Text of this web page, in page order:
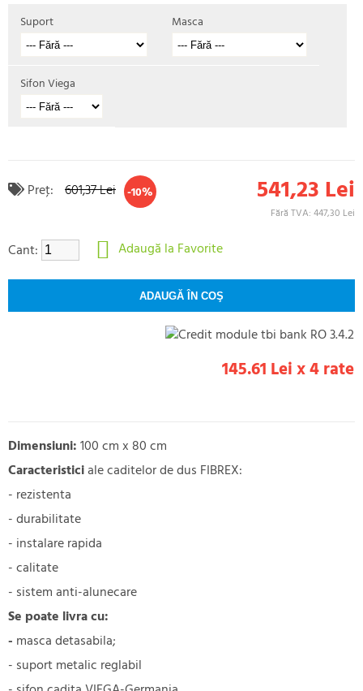
Suport Masca
Sifon Viega
Preţ: -10%
601,37 Lei 541,23 Lei
Fără TVA: 447,30 Lei
Cant: Adaugă la Favorite
145.61 Lei x 4 rate
Dimensiuni:100 cm x 80 cm
Caracteristiciale caditelor de dus FIBREX:
- rezistenta
- durabilitate
- instalare rapida
- calitate
- sistem anti-alunecare
Se poate livra cu:
- masca detasabila;
- suport metalic reglabil